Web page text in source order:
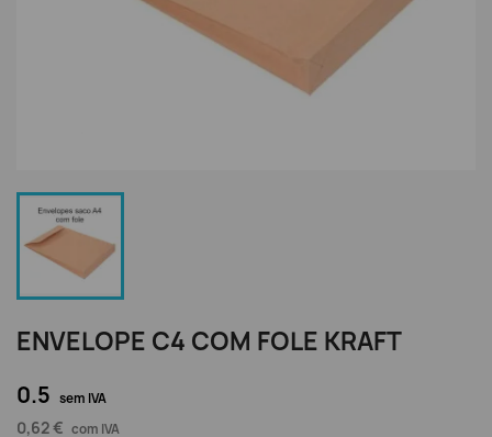
ENVELOPE C4 COM FOLE KRAFT
0.5 sem IVA
0,62 € com IVA